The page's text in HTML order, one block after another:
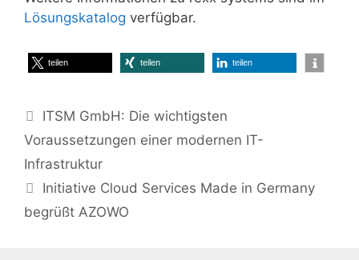
Lösungskatalog verfügbar.
teilen teilen teilen
ITSM GmbH: Die wichtigsten
Voraussetzungen einer modernen IT-
Infrastruktur
Initiative Cloud Services Made in Germany
begrüßt AZOWO